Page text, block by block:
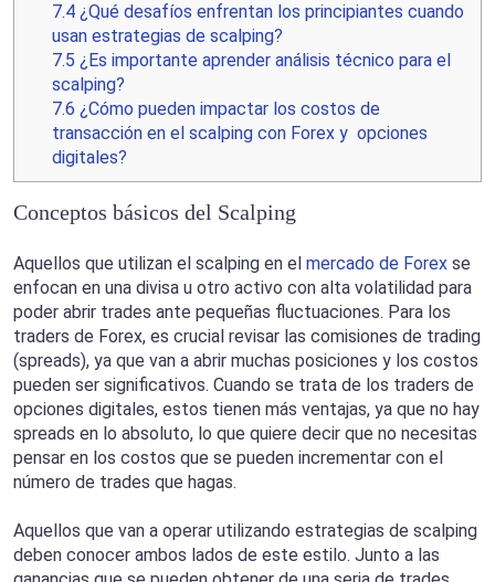
7.4 ¿Qué desafíos enfrentan los principiantes cuando
usan estrategias de scalping?
7.5 ¿Es importante aprender análisis técnico para el
scalping?
7.6 ¿Cómo pueden impactar los costos de
transacción en el scalping con Forex y opciones
digitales?
Conceptos básicos del Scalping
Aquellos que utilizan el scalping en el mercado de Forex se
enfocan en una divisa u otro activo con alta volatilidad para
poder abrir trades ante pequeñas fluctuaciones. Para los
traders de Forex, es crucial revisar las comisiones de trading
(spreads), ya que van a abrir muchas posiciones y los costos
pueden ser significativos. Cuando se trata de los traders de
opciones digitales, estos tienen más ventajas, ya que no hay
spreads en lo absoluto, lo que quiere decir que no necesitas
pensar en los costos que se pueden incrementar con el
número de trades que hagas.
Aquellos que van a operar utilizando estrategias de scalping
deben conocer ambos lados de este estilo. Junto a las